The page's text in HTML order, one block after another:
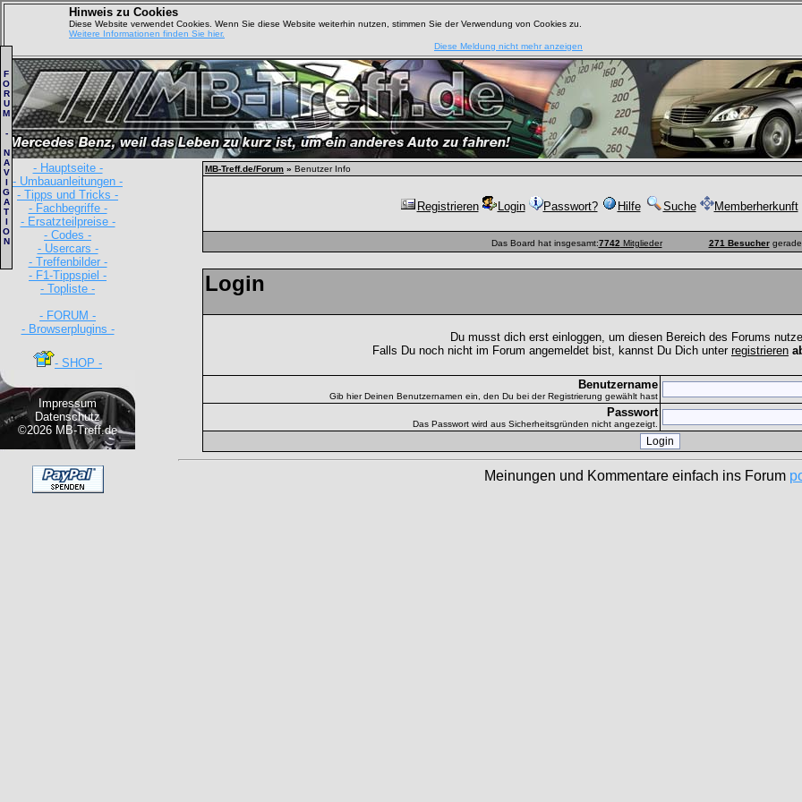
Hinweis zu Cookies
Diese Website verwendet Cookies. Wenn Sie diese Website weiterhin nutzen, stimmen Sie der Verwendung von Cookies zu.
Weitere Informationen finden Sie hier.
Diese Meldung nicht mehr anzeigen
- Hauptseite -
- Umbauanleitungen -
- Tipps und Tricks -
- Fachbegriffe -
- Ersatzteilpreise -
- Codes -
- Usercars -
- Treffenbilder -
- F1-Tippspiel -
- Topliste -
- FORUM -
- Browserplugins -
- SHOP -
Impressum
Datenschutz
©2026 MB-Treff.de
F
O
R
U
M
-
N
A
V
I
G
A
T
I
O
N
MB-Treff.de/Forum » Benutzer Info
Registrieren Login Passwort? Hilfe Suche Memberherkunft
Das Board hat insgesamt:7742 Mitglieder 271 Besuchergerade
Login
Du musst dich erst einloggen, um diesen Bereich des Forums
Falls Du noch nicht im Forum angemeldet bist, kannst Du Dich unter registrieren
Benutzername
Gib hier Deinen Benutzernamen ein, den Du bei der Registrierung gewählt hast
Passwort
Das Passwort wird aus Sicherheitsgründen nicht angezeigt.
Meinungen und Kommentare einfach ins Forum